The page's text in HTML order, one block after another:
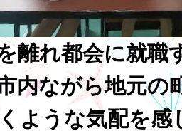
離れ都会に就職
内ながら地元の
ような気配を感